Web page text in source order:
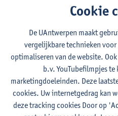
- Optie A : je kiest twee
- Optie B: je kiest één
In de domeincomponent neem
- 1 verplicht algemeen
- 24 of 30 studiepunten
studiepunten per deeldomein,
- 24 of 30 studiepunten theater-
Cookie
De UAntwerpen maakt
vergelijkbare technieken
optimaliseren van de website.
b.v. YouTubefilmpjes
marketingdoeleinden. Deze
cookies. Uw internetgedrag kan
deze tracking cookies Door op